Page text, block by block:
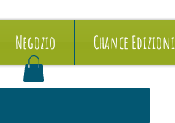
Negozio Chance Edizioni